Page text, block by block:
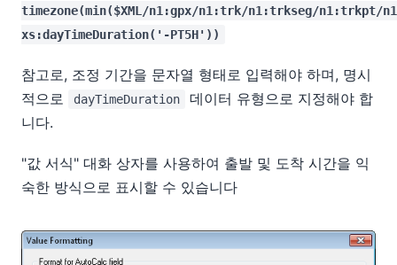
timezone(min($XML/n1:gpx/n1:trk/n1:trkseg/n1:trkpt/
xs:dayTimeDuration('-PT5H'))
참고로, 조정 기간을 문자열 형태로 입력해야 하며, 명시
적으로
dayTimeDuration
데이터 유형으로 지정해야 합
니다.
"값 서식" 대화 상자를 사용하여 출발 및 도착 시간을 익
숙한 방식으로 표시할 수 있습니다